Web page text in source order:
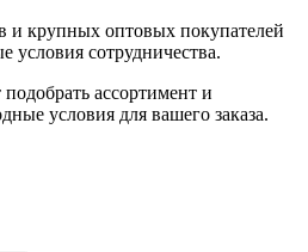
и крупных оптовых покупателей
условия сотрудничества.
ассортимент и
условия для вашего заказа.